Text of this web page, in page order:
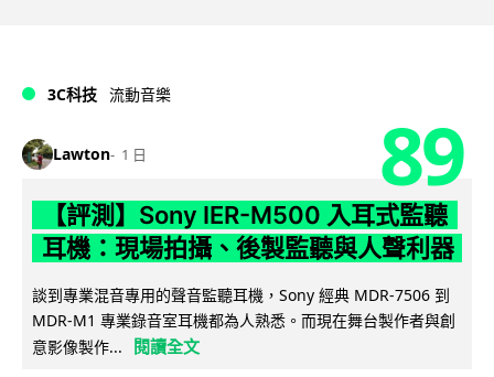
3C科技 流動音樂
Lawton 1 日 89
【評測】Sony IER-M500 入耳式監聽
耳機：現場拍攝、後製監聽與人聲利器
談到專業混音專用的聲音監聽耳機，Sony 經典 MDR-7506 到
MDR-M1 專業錄音室耳機都為人熟悉。而現在舞台製作者與創
意影像製作...
閱讀全文